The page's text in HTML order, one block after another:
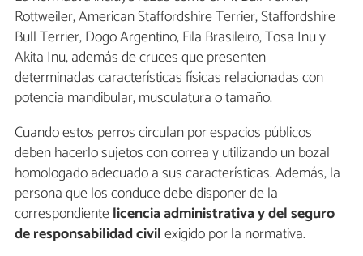
Rottweiler, American Staffordshire Terrier, Staffordshire
Bull Terrier, Dogo Argentino, Fila Brasileiro, Tosa Inu y
Akita Inu, además de cruces que presenten
determinadas características físicas relacionadas con
potencia mandibular, musculatura o tamaño.
Cuando estos perros circulan por espacios públicos
deben hacerlo sujetos con correa y utilizando un bozal
homologado adecuado a sus características. Además, la
persona que los conduce debe disponer de la
correspondientelicencia administrativa y del seguro
de responsabilidad civilexigido por la normativa.